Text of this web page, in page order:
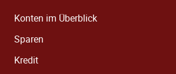
Konten im Überblick
Sparen
Kredit